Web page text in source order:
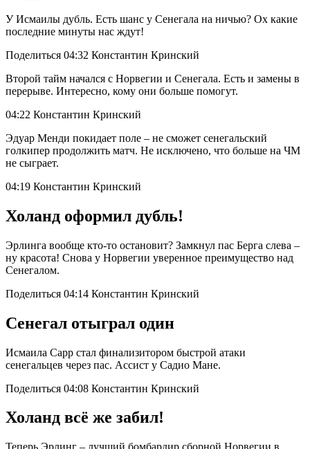
У Исмаилы дубль. Есть шанс у Сенегала на ничью? Ох какие
последние минуты нас ждут!
Поделиться 04:32 Константин Кринский
Второй тайм начался с Норвегии и Сенегала. Есть и замены в
перерыве. Интересно, кому они больше помогут.
04:22 Константин Кринский
Эдуар Менди покидает поле – не сможет сенегальский
голкипер продолжить матч. Не исключено, что больше на ЧМ
не сыграет.
04:19 Константин Кринский
Холанд оформил дубль!
Эрлинга вообще кто-то остановит? Замкнул пас Берга слева –
ну красота! Снова у Норвегии уверенное преимущество над
Сенегалом.
Поделиться 04:14 Константин Кринский
Сенегал отыграл один
Исмаила Сарр стал финализитором быстрой атаки
сенегальцев через пас. Ассист у Садио Мане.
Поделиться 04:08 Константин Кринский
Холанд всё же забил!